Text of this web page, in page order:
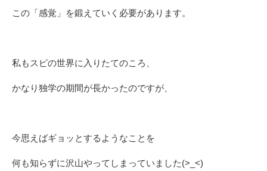
この「感覚」を鍛えていく必要があります。
私もスピの世界に入りたてのころ、
かなり独学の期間が長かったのですが、
今思えばギョッとするようなことを
何も知らずに沢山やってしまっていました(>_<)